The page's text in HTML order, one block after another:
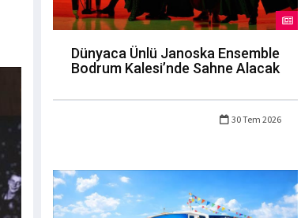
Dünyaca Ünlü Janoska Ensemble
Bodrum Kalesi’nde Sahne Alacak
30 Tem 2026